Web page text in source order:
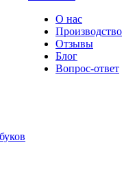
О нас
Производство
Отзывы
Блог
Вопрос-ответ